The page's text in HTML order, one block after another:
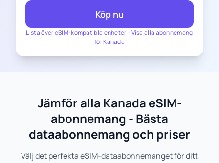
Lista över eSIM-kompatibla enheter - Visa alla abonnemang
för Kanada
Köp nu
Jämför alla Kanada eSIM-
abonnemang - Bästa
dataabonnemang och priser
Välj det perfekta eSIM-dataabonnemanget för ditt